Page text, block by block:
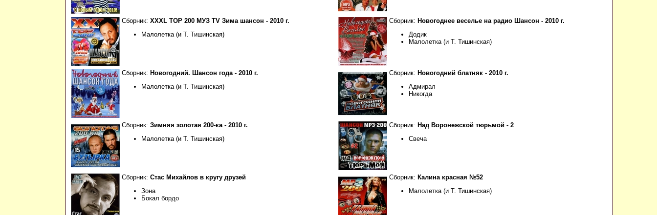
Сборник: XXXL ТОР 200 МУЗ ТV Зима шансон - 2010 г.
Малолетка (и Т. Тишинская)
Сборник: Новогоднее веселье на радио Шансон - 2010 г.
Додик
Малолетка (и Т. Тишинская)
Сборник: Новогодний. Шансон года - 2010 г.
Малолетка (и Т. Тишинская)
Сборник: Новогодний блатняк - 2010 г.
Адмирал
Никогда
Сборник: Зимняя золотая 200-ка - 2010 г.
Малолетка (и Т. Тишинская)
Сборник: Над Воронежской тюрьмой - 2
Свеча
Сборник: Стас Михайлов в кругу друзей
Зона
Бокал бордо
Сборник: Калина красная №52
Малолетка (и Т. Тишинская)